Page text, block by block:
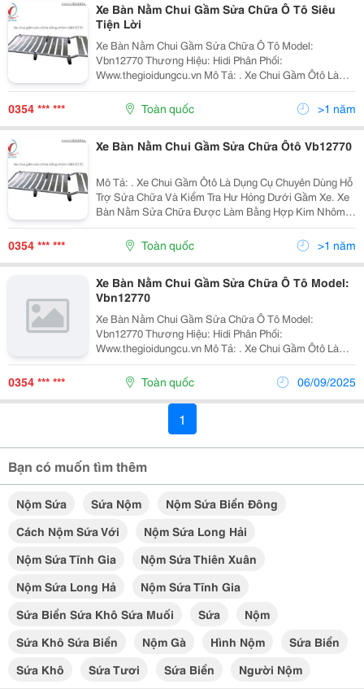
Xe Bàn Nằm Chui Gầm Sửa Chữa Ô Tô Siêu
Tiện Lời
Xe Bàn Nằm Chui Gầm Sửa Chữa Ô Tô Model:
Vbn12770 Thương Hiệu: Hidi Phân Phối:
Www.thegioidungcu.vn Mô Tả: . Xe Chui Gầm Ôtô Là
Dụng Cụ Chuyên Dùng Hỗ Trợ Sửa Chữa Và Kiểm Tra
Hư Hỏng Dưới Gầm Xe. Xe Bàn Nằm Sửa Chữa Được
Làm Bằng Hợp Kim...
0354 *** *** Toàn quốc >1 năm
Xe Bàn Nằm Chui Gầm Sửa Chữa Ôtô Vb12770
Mô Tả: . Xe Chui Gầm Ôtô Là Dụng Cụ Chuyên Dùng Hỗ
Trợ Sửa Chữa Và Kiểm Tra Hư Hỏng Dưới Gầm Xe. Xe
Bàn Nằm Sửa Chữa Được Làm Bằng Hợp Kim Nhôm
Cứng, Có 6 Bánh Xe Dễ Dàng Di Chuyển Đến Những Vị
Trí Khó Tiếp Cận, Kích Thước:1030X430X100Mm Có
0354 *** *** Toàn quốc >1 năm
Xe Bàn Nằm Chui Gầm Sửa Chữa Ô Tô Model:
Vbn12770
Xe Bàn Nằm Chui Gầm Sửa Chữa Ô Tô Model:
Vbn12770 Thương Hiệu: Hidi Phân Phối:
Www.thegioidungcu.vn Mô Tả: . Xe Chui Gầm Ôtô Là
Dụng Cụ Chuyên Dùng Hỗ Trợ Sửa Chữa Và Kiểm Tra
Hư Hỏng Dưới Gầm Xe. Xe Bàn Nằm Sửa Chữa Được
Làm Bằng Hợp Kim...
0354 *** *** Toàn quốc 06/09/2025
1
Bạn có muốn tìm thêm
Nộm Sứa Sứa Nộm
Nộm Sứa Biển Đông
Cách Nộm Sứa Với
Nộm Sứa Long Hải
Nộm Sứa Tĩnh Gia
Nộm Sứa Thiên Xuân
Nộm Sứa Long Hả
Nộm Sứa Tĩnh Gia
Sứa Biển Sứa Khô Sứa Muối
Sứa
Nộm
Sứa Khô Sứa Biển
Nộm Gà Hình Nộm
Sứa Biển
Sứa Khô
Sứa Tươi Sứa Biển Người Nộm